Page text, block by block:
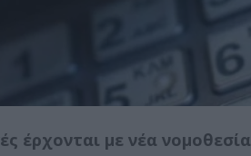
έρχονται με νέα νομοθεσία